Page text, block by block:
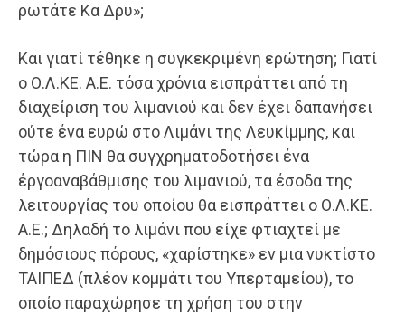
ρωτάτε Κα Δρυ»;
Και γιατί τέθηκε η συγκεκριμένη ερώτηση; Γιατί
ο Ο.Λ.ΚΕ. Α.Ε. τόσα χρόνια εισπράττει από τη
διαχείριση του λιμανιού και δεν έχει δαπανήσει
ούτε ένα ευρώ στο Λιμάνι της Λευκίμμης, και
τώρα η ΠΙΝ θα συγχρηματοδοτήσει ένα
έργοαναβάθμισης του λιμανιού, τα έσοδα της
λειτουργίας του οποίου θα εισπράττει ο Ο.Λ.ΚΕ.
Α.Ε.; Δηλαδή το λιμάνι που είχε φτιαχτεί με
δημόσιους πόρους, «χαρίστηκε» εν μια νυκτίστο
ΤΑΙΠΕΔ (πλέον κομμάτι του Υπερταμείου), το
οποίο παραχώρησε τη χρήση του στην